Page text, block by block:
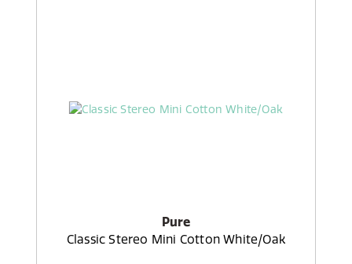
Pure
Classic Stereo Mini Cotton White/Oak